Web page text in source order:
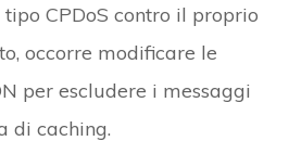
CPDoS contro il proprio
occorre modificare le
per escludere i messaggi
di caching.